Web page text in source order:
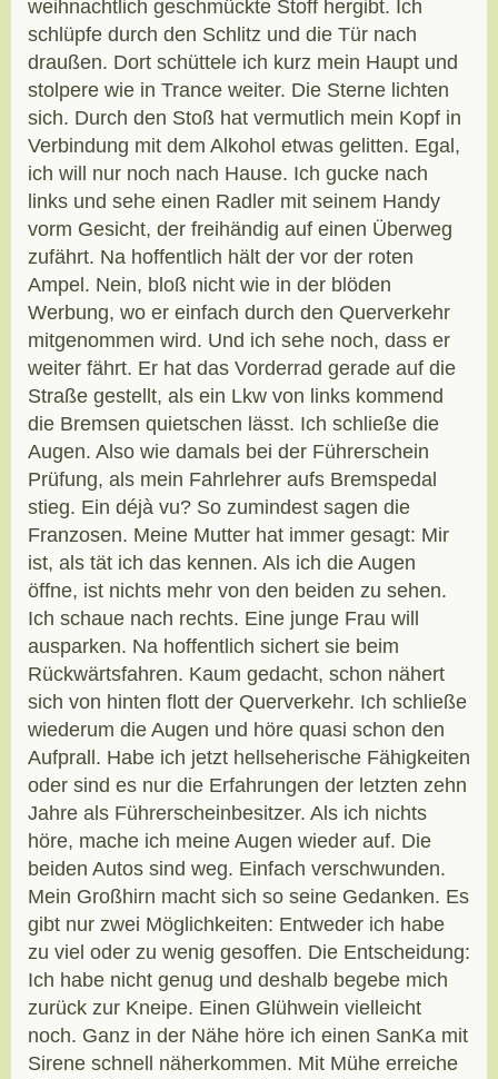
weihnachtlich geschmückte Stoff hergibt. Ich
schlüpfe durch den Schlitz und die Tür nach
draußen. Dort schüttele ich kurz mein Haupt und
stolpere wie in Trance weiter. Die Sterne lichten
sich. Durch den Stoß hat vermutlich mein Kopf in
Verbindung mit dem Alkohol etwas gelitten. Egal,
ich will nur noch nach Hause. Ich gucke nach
links und sehe einen Radler mit seinem Handy
vorm Gesicht, der freihändig auf einen Überweg
zufährt. Na hoffentlich hält der vor der roten
Ampel. Nein, bloß nicht wie in der blöden
Werbung, wo er einfach durch den Querverkehr
mitgenommen wird. Und ich sehe noch, dass er
weiter fährt. Er hat das Vorderrad gerade auf die
Straße gestellt, als ein Lkw von links kommend
die Bremsen quietschen lässt. Ich schließe die
Augen. Also wie damals bei der Führerschein
Prüfung, als mein Fahrlehrer aufs Bremspedal
stieg. Ein déjà vu? So zumindest sagen die
Franzosen. Meine Mutter hat immer gesagt: Mir
ist, als tät ich das kennen. Als ich die Augen
öffne, ist nichts mehr von den beiden zu sehen.
Ich schaue nach rechts. Eine junge Frau will
ausparken. Na hoffentlich sichert sie beim
Rückwärtsfahren. Kaum gedacht, schon nähert
sich von hinten flott der Querverkehr. Ich schließe
wiederum die Augen und höre quasi schon den
Aufprall. Habe ich jetzt hellseherische Fähigkeiten
oder sind es nur die Erfahrungen der letzten zehn
Jahre als Führerscheinbesitzer. Als ich nichts
höre, mache ich meine Augen wieder auf. Die
beiden Autos sind weg. Einfach verschwunden.
Mein Großhirn macht sich so seine Gedanken. Es
gibt nur zwei Möglichkeiten: Entweder ich habe
zu viel oder zu wenig gesoffen. Die Entscheidung:
Ich habe nicht genug und deshalb begebe mich
zurück zur Kneipe. Einen Glühwein vielleicht
noch. Ganz in der Nähe höre ich einen SanKa mit
Sirene schnell näherkommen. Mit Mühe erreiche